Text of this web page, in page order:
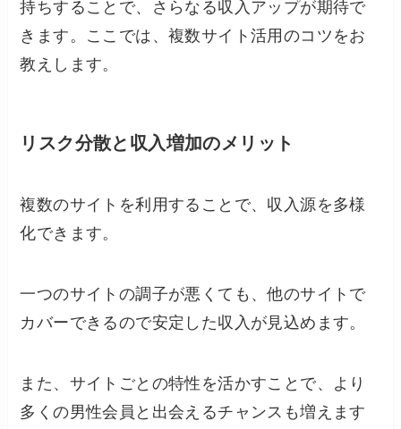
持ちすることで、さらなる収入アップが期待で
きます。ここでは、複数サイト活用のコツをお
教えします。
リスク分散と収入増加のメリット
複数のサイトを利用することで、収入源を多様
化できます。
一つのサイトの調子が悪くても、他のサイトで
カバーできるので安定した収入が見込めます。
また、サイトごとの特性を活かすことで、より
多くの男性会員と出会えるチャンスも増えます